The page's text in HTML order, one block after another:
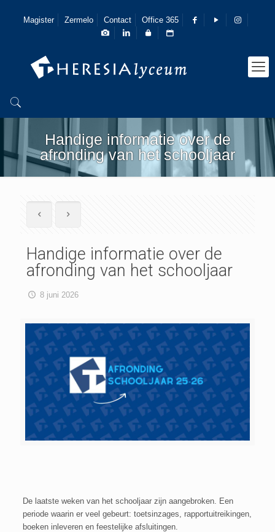
Magister Zermelo Contact Office 365
Handige informatie over de
afronding van het schooljaar
Handige informatie over de
afronding van het schooljaar
8 juni 2026
De laatste weken van het schooljaar zijn aangebroken. Een
periode waarin er veel gebeurt: toetsinzages, rapportuitreikingen,
boeken inleveren en feestelijke afsluitingen.